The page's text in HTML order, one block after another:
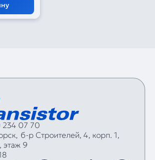
234 07 70
б‑р Строителей, 4, корп. 1,
этаж 9